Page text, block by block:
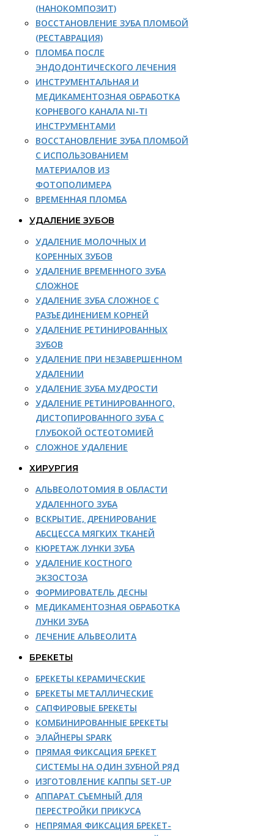
(НАНОКОМПОЗИТ)
ВОССТАНОВЛЕНИЕ ЗУБА ПЛОМБОЙ
(РЕСТАВРАЦИЯ)
ПЛОМБА ПОСЛЕ
ЭНДОДОНТИЧЕСКОГО ЛЕЧЕНИЯ
ИНСТРУМЕНТАЛЬНАЯ И
МЕДИКАМЕНТОЗНАЯ ОБРАБОТКА
КОРНЕВОГО КАНАЛА NI-TI
ИНСТРУМЕНТАМИ
ВОССТАНОВЛЕНИЕ ЗУБА ПЛОМБОЙ
С ИСПОЛЬЗОВАНИЕМ
МАТЕРИАЛОВ ИЗ
ФОТОПОЛИМЕРА
ВРЕМЕННАЯ ПЛОМБА
УДАЛЕНИЕ ЗУБОВ
УДАЛЕНИЕ МОЛОЧНЫХ И
КОРЕННЫХ ЗУБОВ
УДАЛЕНИЕ ВРЕМЕННОГО ЗУБА
СЛОЖНОЕ
УДАЛЕНИЕ ЗУБА СЛОЖНОЕ С
РАЗЪЕДИНЕНИЕМ КОРНЕЙ
УДАЛЕНИЕ РЕТИНИРОВАННЫХ
ЗУБОВ
УДАЛЕНИЕ ПРИ НЕЗАВЕРШЕННОМ
УДАЛЕНИИ
УДАЛЕНИЕ ЗУБА МУДРОСТИ
УДАЛЕНИЕ РЕТИНИРОВАННОГО,
ДИСТОПИРОВАННОГО ЗУБА С
ГЛУБОКОЙ ОСТЕОТОМИЕЙ
СЛОЖНОЕ УДАЛЕНИЕ
ХИРУРГИЯ
АЛЬВЕОЛОТОМИЯ В ОБЛАСТИ
УДАЛЕННОГО ЗУБА
ВСКРЫТИЕ, ДРЕНИРОВАНИЕ
АБСЦЕССА МЯГКИХ ТКАНЕЙ
КЮРЕТАЖ ЛУНКИ ЗУБА
УДАЛЕНИЕ КОСТНОГО
ЭКЗОСТОЗА
ФОРМИРОВАТЕЛЬ ДЕСНЫ
МЕДИКАМЕНТОЗНАЯ ОБРАБОТКА
ЛУНКИ ЗУБА
ЛЕЧЕНИЕ АЛЬВЕОЛИТА
БРЕКЕТЫ
БРЕКЕТЫ КЕРАМИЧЕСКИЕ
БРЕКЕТЫ МЕТАЛЛИЧЕСКИЕ
САПФИРОВЫЕ БРЕКЕТЫ
КОМБИНИРОВАННЫЕ БРЕКЕТЫ
ЭЛАЙНЕРЫ SPARK
ПРЯМАЯ ФИКСАЦИЯ БРЕКЕТ
СИСТЕМЫ НА ОДИН ЗУБНОЙ РЯД
ИЗГОТОВЛЕНИЕ КАППЫ SET-UP
АППАРАТ СЪЕМНЫЙ ДЛЯ
ПЕРЕСТРОЙКИ ПРИКУСА
НЕПРЯМАЯ ФИКСАЦИЯ БРЕКЕТ-